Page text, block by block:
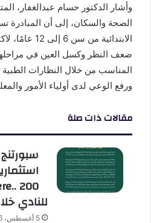
وأشار الدكتور حسام عبدالغفار،
الصحة والسكان، إلى أن المبادرة
الابتدائية
ضعف النظر وكسل العين في مراحلها
المناسب من خلال النظارات الطبية
ورفع الوعي لدى أولياء الأمور
مقالات ذات صلة
للنادي
5 أغسطس، 2026